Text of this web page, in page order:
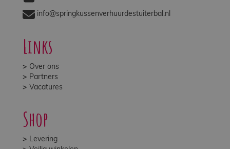
info@springkussenverhuurdestuiterbal.nl
Links
Over ons
Partners
Vacatures
Shop
Levering